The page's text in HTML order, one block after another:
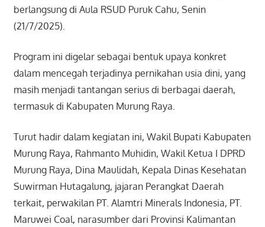
berlangsung di Aula RSUD Puruk Cahu, Senin
(21/7/2025).
Program ini digelar sebagai bentuk upaya konkret
dalam mencegah terjadinya pernikahan usia dini, yang
masih menjadi tantangan serius di berbagai daerah,
termasuk di Kabupaten Murung Raya.
Turut hadir dalam kegiatan ini, Wakil Bupati Kabupaten
Murung Raya, Rahmanto Muhidin, Wakil Ketua I DPRD
Murung Raya, Dina Maulidah, Kepala Dinas Kesehatan
Suwirman Hutagalung, jajaran Perangkat Daerah
terkait, perwakilan PT. Alamtri Minerals Indonesia, PT.
Maruwei Coal, narasumber dari Provinsi Kalimantan